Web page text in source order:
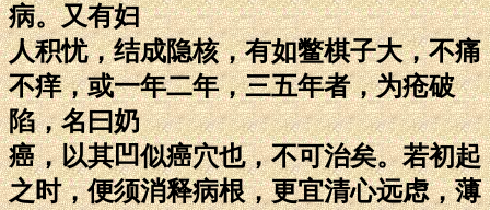
病。又有妇
人积忧，结成隐核，有如鳖棋子大，不痛
不痒，或一年二年，三五年者，为疮破
陷，名曰奶
癌，以其凹似癌穴也，不可治矣。若初起
之时，便须消释病根，更宜清心远虑，薄